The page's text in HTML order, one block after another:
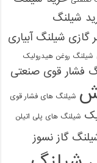
شیلنگ
گازی شیلنگ آبیاری
شیلنگ روغن هیدرولیک
فشار قوی صنعتی
شیلنگ های فشار قوی
شیلنگ های پلی اتیلن
گاز نسوز